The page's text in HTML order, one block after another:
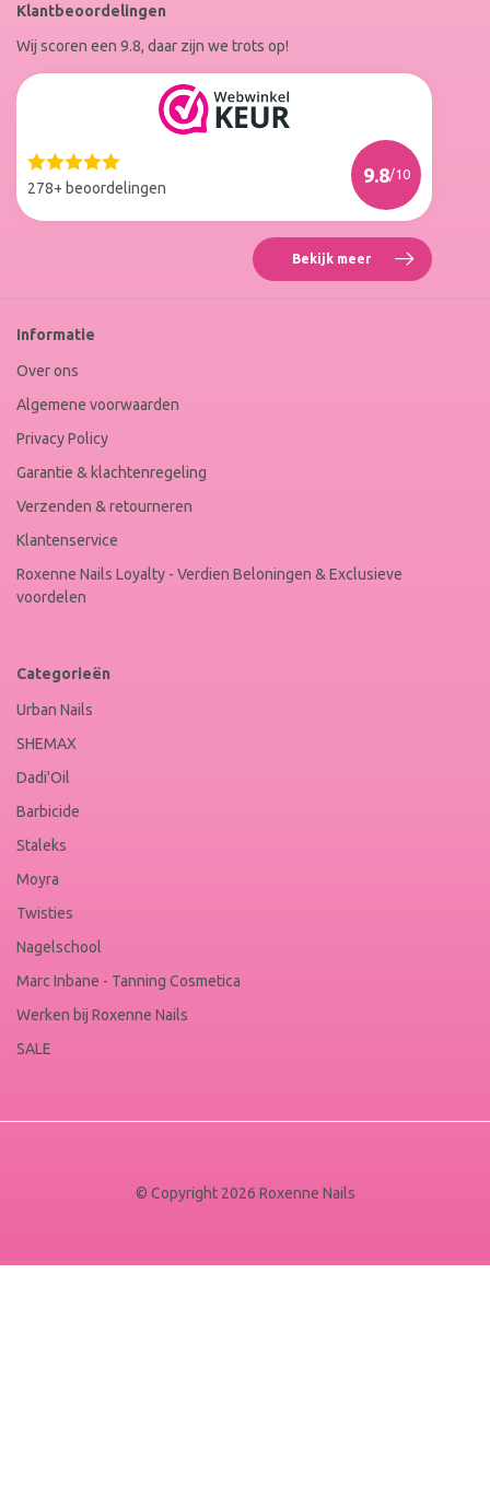
Facebook
op
Instagram
Klantbeoordelingen
Wij scoren een 9.8, daar zijn we trots op!
278+ beoordelingen
9.8/10
Web
Winkel
Bekijk meer Reviews
Roxenne
Informatie
Over ons
Algemene voorwaarden
Privacy Policy
Garantie & klachtenregeling
Verzenden & retourneren
Klantenservice
Roxenne Nails Loyalty - Verdien Beloningen & Exclusieve
voordelen
Categorieën
Urban Nails
SHEMAX
Dadi'Oil
Barbicide
Staleks
Moyra
Twisties
Nagelschool
Marc Inbane - Tanning Cosmetica
Werken bij Roxenne Nails
SALE
© Copyright 2026 Roxenne Nails